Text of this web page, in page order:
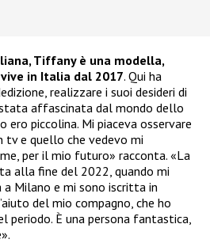
Tiffany è una modella,
in Italia dal 2017. Qui ha
realizzare i suoi desideri di
stata affascinata dal mondo dello
ero piccolina. Mi piaceva osservare
e quello che vedevo mi
per il mio futuro» racconta. «La
alla fine del 2022, quando mi
Milano e mi sono iscritta in
del mio compagno, che ho
periodo. È una persona fantastica,